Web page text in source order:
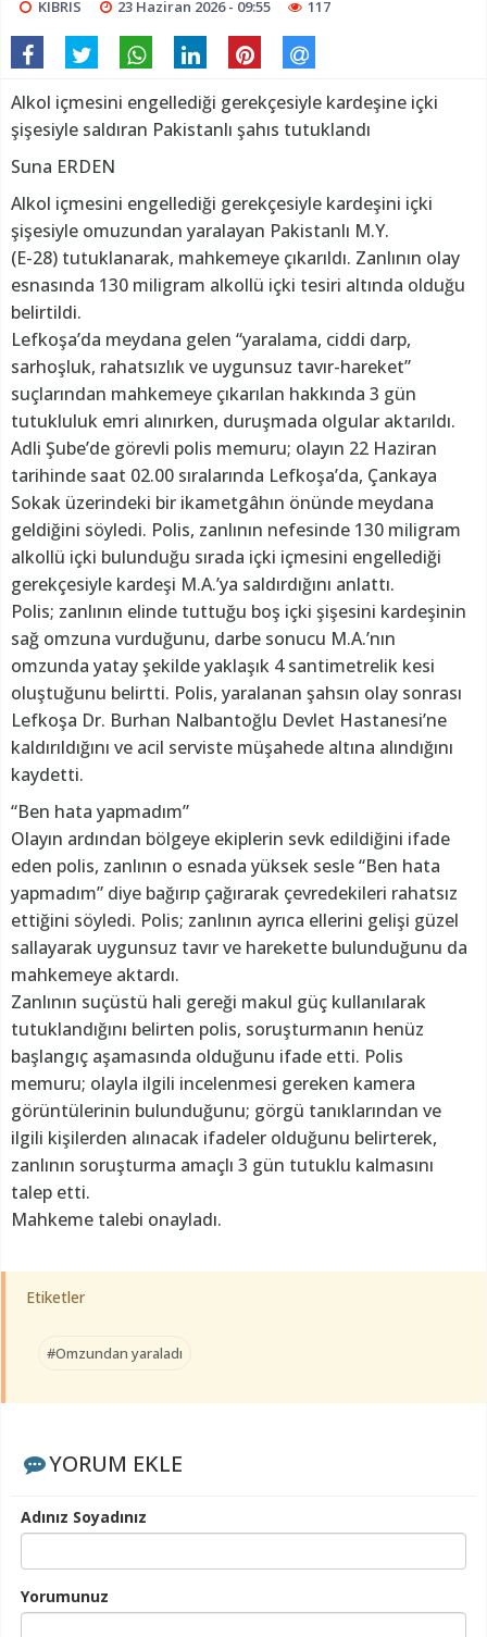
KIBRIS 23 Haziran 2026 - 09:55 117
Alkol içmesini engellediği gerekçesiyle kardeşine içki
şişesiyle saldıran Pakistanlı şahıs tutuklandı
Suna ERDEN
Alkol içmesini engellediği gerekçesiyle kardeşini içki
şişesiyle omuzundan yaralayan Pakistanlı M.Y.
(E-28) tutuklanarak, mahkemeye çıkarıldı. Zanlının olay
esnasında 130 miligram alkollü içki tesiri altında olduğu
belirtildi.
Lefkoşa’da meydana gelen “yaralama, ciddi darp,
sarhoşluk, rahatsızlık ve uygunsuz tavır-hareket”
suçlarından mahkemeye çıkarılan hakkında 3 gün
tutukluluk emri alınırken, duruşmada olgular aktarıldı.
Adli Şube’de görevli polis memuru; olayın 22 Haziran
tarihinde saat 02.00 sıralarında Lefkoşa’da, Çankaya
Sokak üzerindeki bir ikametgâhın önünde meydana
geldiğini söyledi. Polis, zanlının nefesinde 130 miligram
alkollü içki bulunduğu sırada içki içmesini engellediği
gerekçesiyle kardeşi M.A.’ya saldırdığını anlattı.
Polis; zanlının elinde tuttuğu boş içki şişesini kardeşinin
sağ omzuna vurduğunu, darbe sonucu M.A.’nın
omzunda yatay şekilde yaklaşık 4 santimetrelik kesi
oluştuğunu belirtti. Polis, yaralanan şahsın olay sonrası
Lefkoşa Dr. Burhan Nalbantoğlu Devlet Hastanesi’ne
kaldırıldığını ve acil serviste müşahede altına alındığını
kaydetti.
“Ben hata yapmadım”
Olayın ardından bölgeye ekiplerin sevk edildiğini ifade
eden polis, zanlının o esnada yüksek sesle “Ben hata
yapmadım” diye bağırıp çağırarak çevredekileri rahatsız
ettiğini söyledi. Polis; zanlının ayrıca ellerini gelişi güzel
sallayarak uygunsuz tavır ve harekette bulunduğunu da
mahkemeye aktardı.
Zanlının suçüstü hali gereği makul güç kullanılarak
tutuklandığını belirten polis, soruşturmanın henüz
başlangıç aşamasında olduğunu ifade etti. Polis
memuru; olayla ilgili incelenmesi gereken kamera
görüntülerinin bulunduğunu; görgü tanıklarından ve
ilgili kişilerden alınacak ifadeler olduğunu belirterek,
zanlının soruşturma amaçlı 3 gün tutuklu kalmasını
talep etti.
Mahkeme talebi onayladı.
Etiketler
#Omzundan yaraladı
YORUM EKLE
Adınız Soyadınız
Yorumunuz